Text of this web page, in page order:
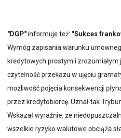
"DGP"informuje też: "Sukces
Wymóg zapisania warunku
kredytowych prostym i
czytelność przekazu w ujęciu
możliwość pojęcia konsekwencji
przez kredytobiorcę. Uznał tak
Wskazał wyraźnie, że
wszelkie ryzyko walutowe obciąża